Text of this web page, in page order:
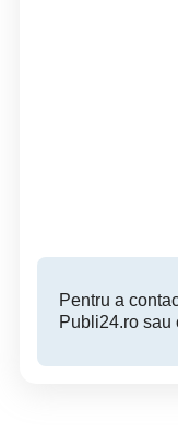
Pentru a
Publi24.ro sau